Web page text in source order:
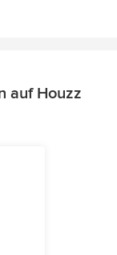
auf Houzz